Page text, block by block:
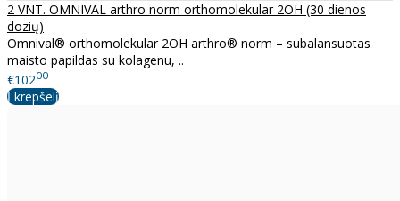
2 VNT. OMNIVAL arthro norm orthomolekular 2OH (30 dienos
dozių)
Omnival® orthomolekular 2OH arthro® norm – subalansuotas
maisto papildas su kolagenu, ..
€10200
Į krepšelį